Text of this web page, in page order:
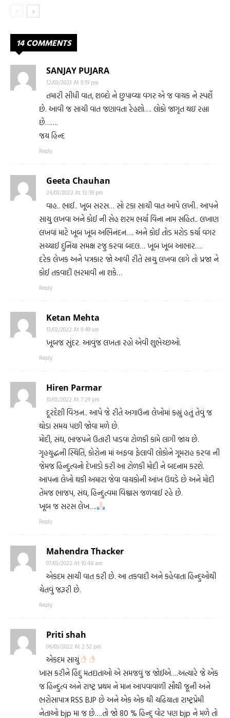
14 COMMENTS
SANJAY PUJARA
12/03/2023 At 9:19 pm
તમારી સીધી વાત, શબ્દો ને છુપાવ્યા વગર એ જ વાચક ને સ્પર્શે
છે. આવી જ સાચી વાત જણાવતા રેહશો…. લોકો જાગૃત થઇ રહ્યા
છે…….
જય હિન્દ
Reply
Geeta Chauhan
26/03/2022 At 12:59 pm
વાહ.. ભાઈ.. ખૂબ સરસ… સો ટકા સાચી વાત આપે લખી.. આપને
સાચુ લખવા અને કોઈ ની સેહ શરમ ભર્યા વિના નામ સહિત.. લખાણ
લખવાં માટે ખૂબ ખૂબ અભિનંદન…. અને કોઈ તોડ મરોડ કર્યા વગર
સચ્ચાઈ દુનિયા સમક્ષ રજુ કરવા બદલ… ખૂબ ખૂબ આભાર….
દરેક લેખક અને પત્રકાર જો આવી રીતે સાચુ લખવા લાગે તો પ્રજા ને
કોઈ તકવાદી ભરમાવી ના શકે…
Reply
Ketan Mehta
13/03/2022 At 9:49 am
ખૂબજ સુંદર. આવુંજ લખતા રહો એવી શુભેચ્છઓ.
Reply
Hiren Parmar
10/03/2022 At 7:29 pm
દૂરંદેશી વિઝન.. આપે જે રીતે અગાઉના લેખોમાં કહ્યું હતું તેવું જ
થોડા સમય પછી જોવા મળે છે.
મોદી, સંઘ, ભાજપને ઉતારી પાડવા ટોળકી કામે લાગી જાય છે.
ગૃહયુદ્ધની સ્થિતિ, કોરોના માં અફવા ફેલાવી લોકોને ગૂમરાહ કરવા ની
જેમજ હિન્દુત્વનો દેખાડો કરી આ ટોળકી મોદી ને બદનામ કરશે.
આપના લેખો થકી અમારા જેવા વાચકોની આંખ ઉઘડે છે અને મોદી
તેમજ ભાજપ, સંઘ, હિન્દુત્વમા વિશ્વાસ જળવાઈ રહે છે.
ખૂબ જ સરસ લેખ….
Reply
Mahendra Thacker
07/03/2022 At 10:48 am
એકદમ સાચી વાત કરી છે. આ તકવાદી અને કહેવાતા હિન્દુઓથી
ચેતવું જરૂરી છે.
Reply
Priti shah
06/03/2022 At 2:52 pm
એકદમ સાચું
ખાસ કરીને હિંદુ મતદાતાઓ એ સમજવું જ જોઈએ….અત્યારે જે એક
જ હિન્દુત્વ અને રાષ્ટ્ર પ્રથમ ને માન આપવાવાળી સૌથી જૂની અને
ભરોસાપાત્ર RSS BJP છે અને એક એક થી ચઢિયાતા રાષ્ટ્રપ્રેમી
નેતાઓ bjp મા જ છે….તો જો 80 % હિન્દુ વોટ પણ bjp ને મળે તો